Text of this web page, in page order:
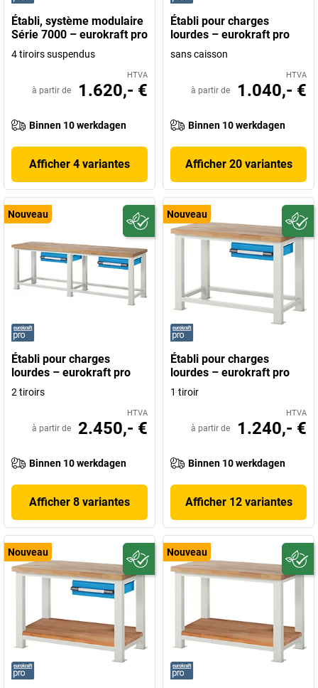
Établi, système modulaire
Série 7000 – eurokraft pro
4 tiroirs suspendus
HTVA
à partir de 1.620,- €
Binnen 10 werkdagen
Afficher 4 variantes
Établi pour charges
lourdes – eurokraft pro
sans caisson
HTVA
à partir de 1.040,- €
Binnen 10 werkdagen
Afficher 20 variantes
Nouveau
Établi pour charges
lourdes – eurokraft pro
2 tiroirs
HTVA
à partir de 2.450,- €
Binnen 10 werkdagen
Afficher 8 variantes
Nouveau
Établi pour charges
lourdes – eurokraft pro
1 tiroir
HTVA
à partir de 1.240,- €
Binnen 10 werkdagen
Afficher 12 variantes
Nouveau Nouveau